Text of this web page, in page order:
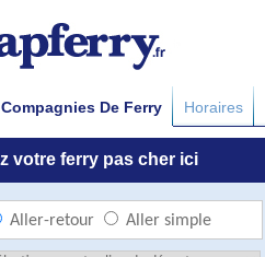
Compagnies De Ferry Horaires